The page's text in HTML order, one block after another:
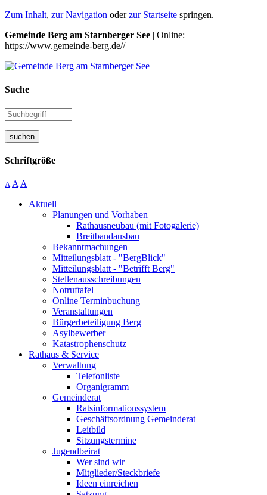
Zum Inhalt, zur Navigation oderzur Startseite springen.
Gemeinde Berg am Starnberger See | Online:
https://www.gemeinde-berg.de//
Suche
suchen
Schriftgröße
A A A
Aktuell
Planungen und Vorhaben
Rathausneubau (mit Fotogalerie)
Breitbandausbau
Bekanntmachungen
Mitteilungsblatt - "BergBlick"
Mitteilungsblatt - "Betrifft Berg"
Stellenausschreibungen
Notruftafel
Online Terminbuchung
Veranstaltungen
Bürgerbeteiligung Berg
Asylbewerber
Katastrophenschutz
Rathaus & Service
Verwaltung
Telefonliste
Organigramm
Gemeinderat
Ratsinformationssystem
Geschäftsordnung Gemeinderat
Leitbild
Sitzungstermine
Jugendbeirat
Wer sind wir
Mitglieder/Steckbriefe
Ideen einreichen